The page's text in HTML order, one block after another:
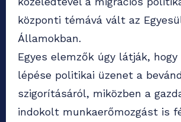
központi témává vált az
Államokban.
Egyes elemzők úgy látják, hogy
lépése politikai üzenet a
szigorításáról, miközben a
indokolt munkaerőmozgást is